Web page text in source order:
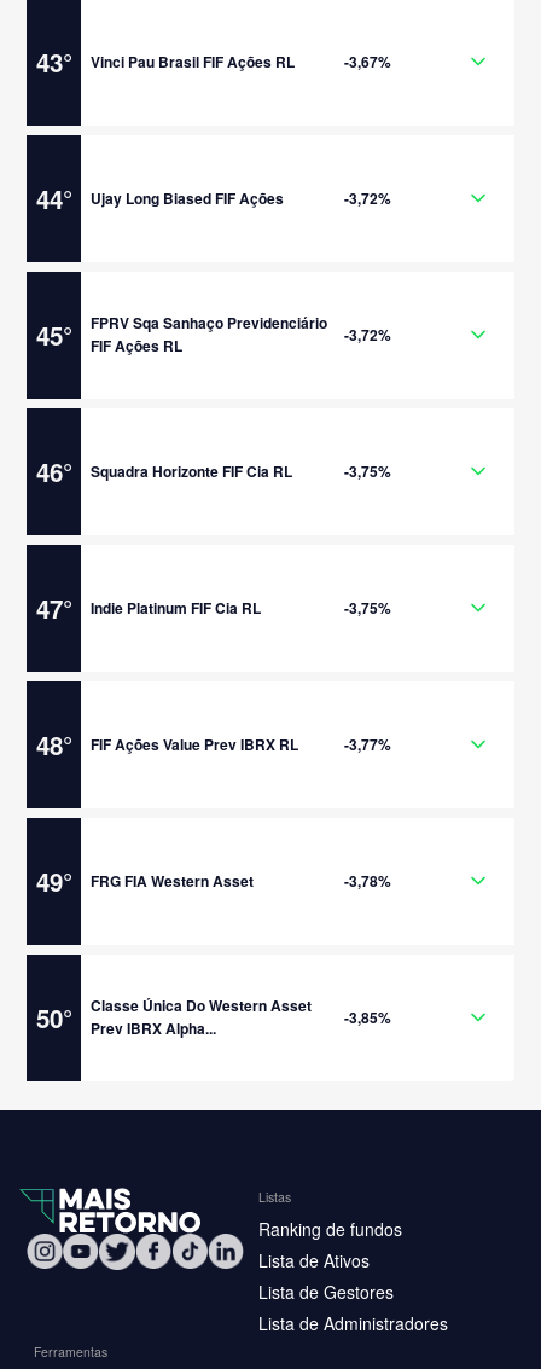
43° Vinci Pau Brasil FIF Ações RL -3,67%
44° Ujay Long Biased FIF Ações -3,72%
45°
FPRV Sqa Sanhaço Previdenciário
FIF Ações RL
-3,72%
46° Squadra Horizonte FIF Cia RL -3,75%
47° Indie Platinum FIF Cia RL -3,75%
48° FIF Ações Value Prev IBRX RL -3,77%
49° FRG FIA Western Asset -3,78%
50°
Classe Única Do Western Asset
Prev IBRX Alpha...
-3,85%
Listas
Ranking de fundos
Lista de Ativos
Lista de Gestores
Lista de Administradores
Ferramentas